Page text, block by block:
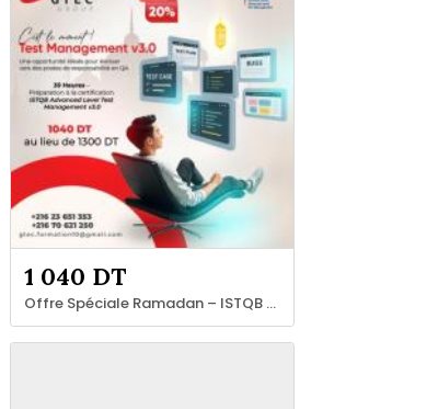
1 040 DT
Offre Spéciale Ramadan – ISTQB Advanced Test Management v3.0